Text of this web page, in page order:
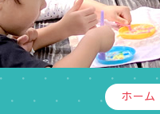
ホーム